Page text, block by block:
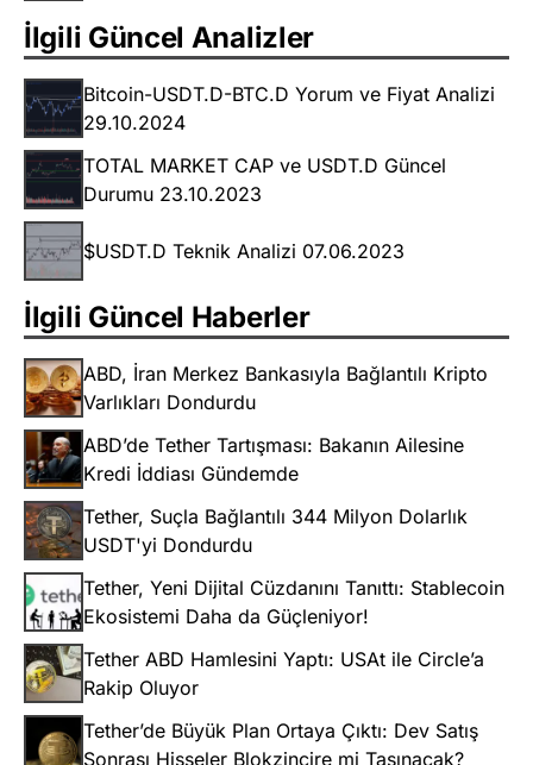
İlgili Güncel Analizler
Bitcoin-USDT.D-BTC.D Yorum ve Fiyat Analizi
29.10.2024
TOTAL MARKET CAP ve USDT.D Güncel
Durumu 23.10.2023
$USDT.D Teknik Analizi 07.06.2023
İlgili Güncel Haberler
ABD, İran Merkez Bankasıyla Bağlantılı Kripto
Varlıkları Dondurdu
ABD’de Tether Tartışması: Bakanın Ailesine
Kredi İddiası Gündemde
Tether, Suçla Bağlantılı 344 Milyon Dolarlık
USDT'yi Dondurdu
Tether, Yeni Dijital Cüzdanını Tanıttı: Stablecoin
Ekosistemi Daha da Güçleniyor!
Tether ABD Hamlesini Yaptı: USAt ile Circle’a
Rakip Oluyor
Tether’de Büyük Plan Ortaya Çıktı: Dev Satış
Sonrası Hisseler Blokzincire mi Taşınacak?